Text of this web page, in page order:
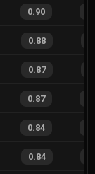
0.90
0.88
0.87
0.87
0.84
0.84